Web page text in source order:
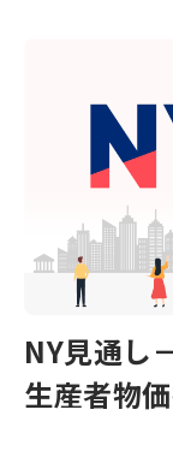
NY見通し
生産者物